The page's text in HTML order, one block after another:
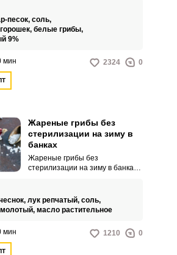
великолепно смотрятся на
столе, только дополните их
песок, соль,
белые грибы,
9%
мин 2324 0
Жареные грибы без
стерилизации на зиму в
банках
Жареные грибы без
стерилизации на зиму в банках
Такое грибное угощение
порадует не только ярким
лук репчатый, соль,
масло растительное
мин 1210 0